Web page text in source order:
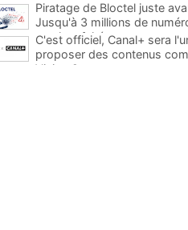
Piratage de Bloctel juste
Jusqu'à 3 millions de
auraient fuité
C'est officiel, Canal+ sera
proposer des contenus
Vision 2